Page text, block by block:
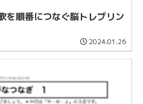
を順番につなぐ脳トレプリン
2024.01.26